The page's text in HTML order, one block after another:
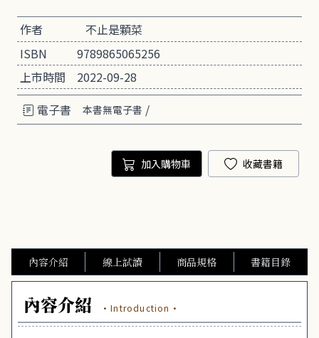
作者
不止是顆菜
ISBN
9789865065256
上市時間
2022-09-28
電子書
本書無電子書 /
加入購物車 收藏書籍
內容介紹 線上試讀 商品規格 書籍目錄
內容介紹 ·Introduction·